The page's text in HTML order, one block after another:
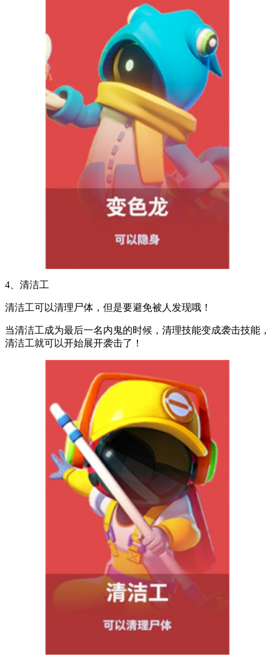
4、清洁工
清洁工可以清理尸体，但是要避免被人发现哦！
当清洁工成为最后一名内鬼的时候，清理技能变成袭击技能，
清洁工就可以开始展开袭击了！